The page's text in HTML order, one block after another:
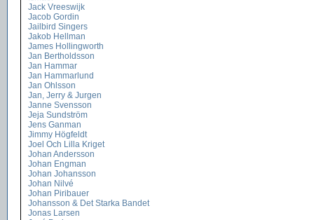
Jack Vreeswijk
Jacob Gordin
Jailbird Singers
Jakob Hellman
James Hollingworth
Jan Bertholdsson
Jan Hammar
Jan Hammarlund
Jan Ohlsson
Jan, Jerry & Jurgen
Janne Svensson
Jeja Sundström
Jens Ganman
Jimmy Högfeldt
Joel Och Lilla Kriget
Johan Andersson
Johan Engman
Johan Johansson
Johan Nilvé
Johan Piribauer
Johansson & Det Starka Bandet
Jonas Larsen